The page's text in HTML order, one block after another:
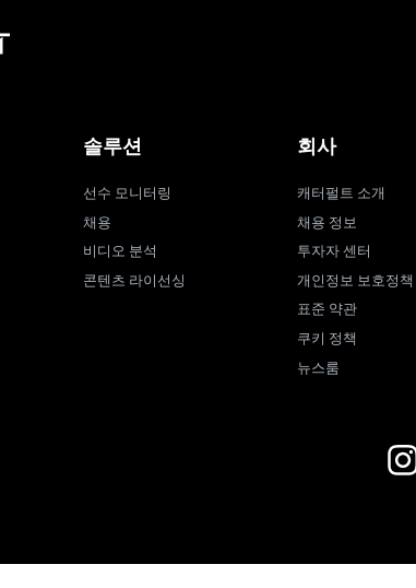
솔루션
선수 모니터링
채용
비디오 분석
콘텐츠 라이선싱
회사
캐터펄트 소개
채용 정보
투자자 센터
개인정보 보호정책
표준 약관
쿠키 정책
뉴스룸